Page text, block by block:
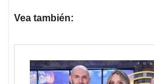
Vea también: